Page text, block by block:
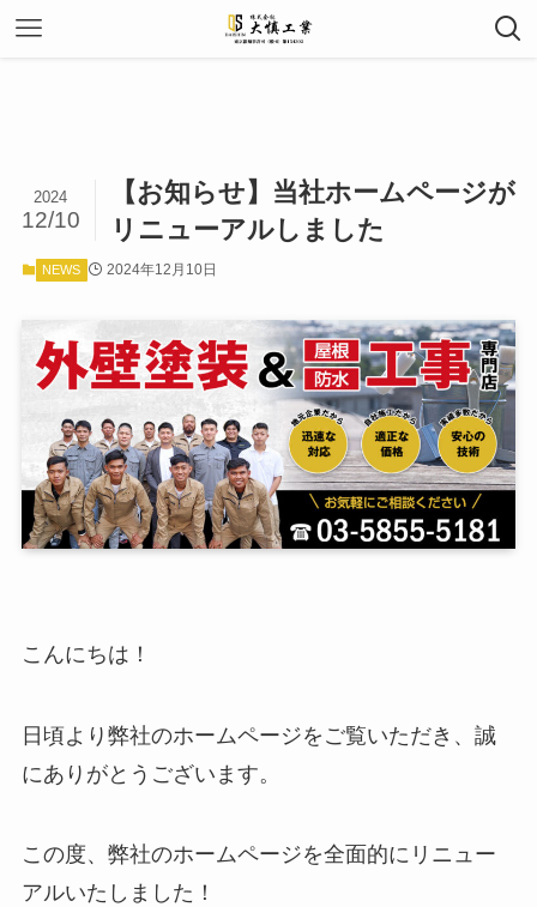
【お知らせ】当社ホームページが
リニューアルしました
2024
12/10
NEWS 2024年12月10日
こんにちは！
日頃より弊社のホームページをご覧いただき、誠
にありがとうございます。
この度、弊社のホームページを全面的にリニュー
アルいたしました！